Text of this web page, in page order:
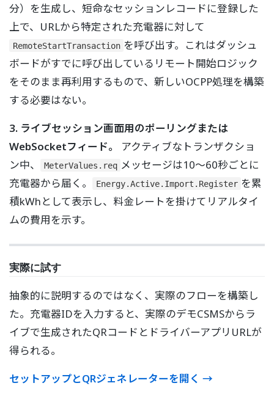
分）を生成し、短命なセッションレコードに登録した
上で、URLから特定された充電器に対して
RemoteStartTransaction を呼び出す。これはダッシュ
ボードがすでに呼び出しているリモート開始ロジック
をそのまま再利用するもので、新しいOCPP処理を構築
する必要はない。
3. ライブセッション画面用のポーリングまたは
WebSocketフィード。
アクティブなトランザクショ
ン中、
MeterValues.req メッセージは10〜60秒ごとに
充電器から届く。
Energy.Active.Import.Register を累
積kWhとして表示し、料金レートを掛けてリアルタイ
ムの費用を示す。
実際に試す
抽象的に説明するのではなく、実際のフローを構築し
た。充電器IDを入力すると、実際のデモCSMSからラ
イブで生成されたQRコードとドライバーアプリURLが
得られる。
セットアップとQRジェネレーターを開く →